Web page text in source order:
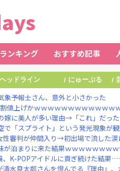
ンキング おすすめ記事
ッドライン / にゅーぷる /
象予報士さん、意外と小さかった
値上げかｗｗｗｗｗｗｗｗｗｗｗｗ
嫁に美人が多い理由→「これ」だっ
で「スプライト」という発光現象が
性審判が仲間入り→初出場で流した
が泊まりに来た結果ｗｗｗｗｗｗｗ
、K-POPアイドルに貢ぎ続けた結果
清水良太郎さんを恨んでる『理由』